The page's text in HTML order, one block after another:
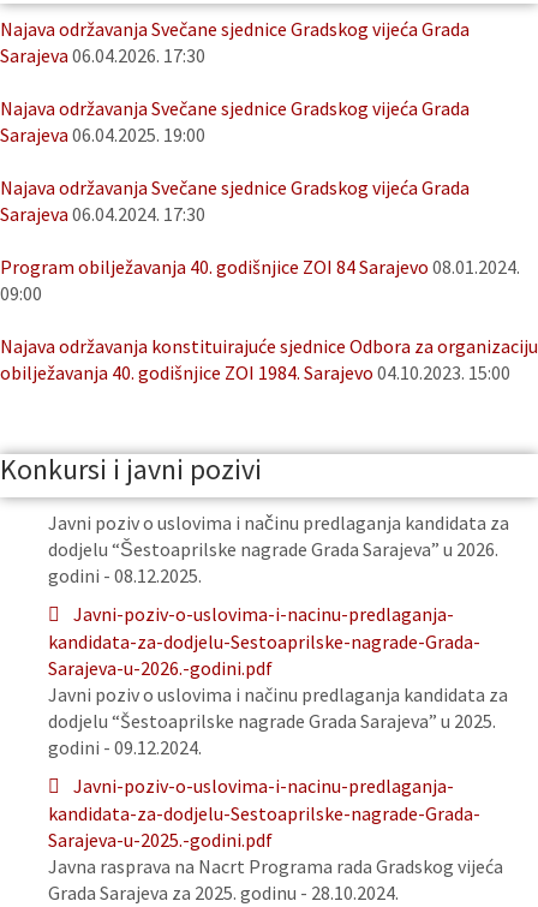
Najava održavanja Svečane sjednice Gradskog vijeća Grada
Sarajeva 06.04.2026. 17:30
Najava održavanja Svečane sjednice Gradskog vijeća Grada
Sarajeva 06.04.2025. 19:00
Najava održavanja Svečane sjednice Gradskog vijeća Grada
Sarajeva 06.04.2024. 17:30
Program obilježavanja 40. godišnjice ZOI 84 Sarajevo 08.01.2024.
09:00
Najava održavanja konstituirajuće sjednice Odbora za organizaciju
obilježavanja 40. godišnjice ZOI 1984. Sarajevo 04.10.2023. 15:00
Konkursi i javni pozivi
Javni poziv o uslovima i načinu predlaganja kandidata za
dodjelu “Šestoaprilske nagrade Grada Sarajeva” u 2026.
godini - 08.12.2025.
Javni-poziv-o-uslovima-i-nacinu-predlaganja-
kandidata-za-dodjelu-Sestoaprilske-nagrade-Grada-
Sarajeva-u-2026.-godini.pdf
Javni poziv o uslovima i načinu predlaganja kandidata za
dodjelu “Šestoaprilske nagrade Grada Sarajeva” u 2025.
godini - 09.12.2024.
Javni-poziv-o-uslovima-i-nacinu-predlaganja-
kandidata-za-dodjelu-Sestoaprilske-nagrade-Grada-
Sarajeva-u-2025.-godini.pdf
Javna rasprava na Nacrt Programa rada Gradskog vijeća
Grada Sarajeva za 2025. godinu - 28.10.2024.